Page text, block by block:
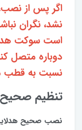
اگر پس از
نشد، نگران
دوباره متصل
نسبت به قطب
تنظیم
نصب صحیح